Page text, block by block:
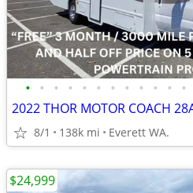
• • • • • • • • • • • •
2022 THOR MOTOR COACH
8/1 138k mi Everett WA.
$24,999